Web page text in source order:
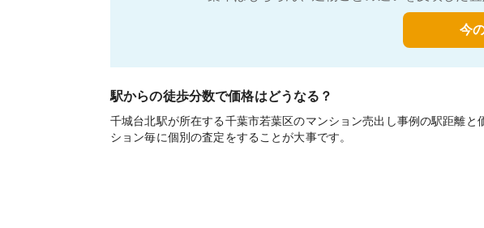
今
駅からの徒歩分数で価格はどうなる？
千城台北駅が所在する千葉市若葉区のマンション売出し事例の駅距離
ション毎に個別の査定をすることが大事です。